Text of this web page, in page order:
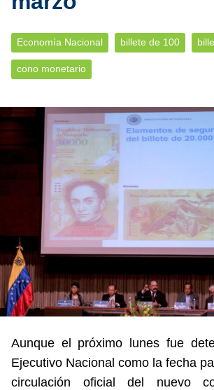
Economía Nacional billete de 100
cono monetario
Aunque el próximo lunes fue
Ejecutivo Nacional como la fecha
circulación oficial del nuevo